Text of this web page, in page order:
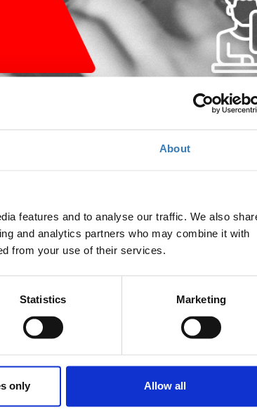
About
features and to analyse our traffic. We also
and analytics partners who may combine it with
from your use of their services.
Statistics Marketing
only Allow all
μάθηση (για
εγγραφών
λήξει.
(Δημόσιας
ψηφιακό
οι
του, ενώ θα
Προσθήκη στο ημερολόγιό
Microsoft Teams
+